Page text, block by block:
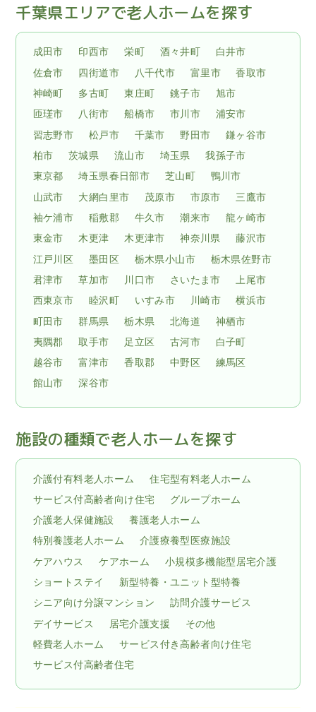
千葉県エリアで老人ホームを探す
成田市 印西市 栄町 酒々井町
白井市
佐倉市
四街道市 八千代市 富里市
香取市
神崎町
多古町 東庄町 銚子市
旭市
匝瑳市
八街市 船橋市 市川市
浦安市
習志野市
松戸市 千葉市 野田市
鎌ヶ谷市
柏市
茨城県 流山市 埼玉県
我孫子市
東京都
埼玉県春日部市 芝山町
鴨川市
山武市
大網白里市 茂原市 市原市
三鷹市
袖ケ浦市
稲敷郡 牛久市 潮来市
龍ヶ崎市
東金市
木更津 木更津市 神奈川県
藤沢市
江戸川区
墨田区 栃木県小山市
栃木県佐野市
君津市
草加市 川口市 さいたま市
上尾市
西東京市
睦沢町 いすみ市 川崎市
横浜市
町田市
群馬県 栃木県 北海道
神栖市
夷隅郡
取手市 足立区 古河市
白子町
越谷市
富津市 香取郡 中野区
練馬区
館山市
深谷市
施設の種類で老人ホームを探す
介護付有料老人ホーム
住宅型有料老人ホーム
サービス付高齢者向け住宅
グループホーム
介護老人保健施設
養護老人ホーム
特別養護老人ホーム
介護療養型医療施設
ケアハウス
ケアホーム
小規模多機能型居宅介護
ショートステイ
新型特養・ユニット型特養
シニア向け分譲マンション
訪問介護サービス
デイサービス
居宅介護支援
その他
軽費老人ホーム
サービス付き高齢者向け住宅
サービス付高齢者住宅